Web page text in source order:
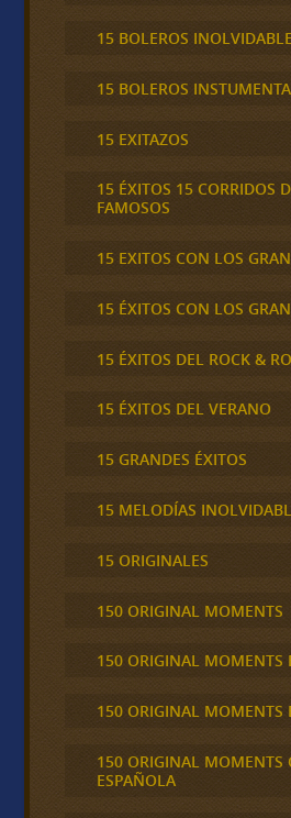
15 BOLEROS
15 BOLEROS
15 EXITAZOS
15 ÉXITOS 15 CORRIDOS
FAMOSOS
15 EXITOS CON LOS
15 ÉXITOS CON LOS
15 ÉXITOS DEL ROCK &
15 ÉXITOS DEL VERANO
15 GRANDES ÉXITOS
15 MELODÍAS
15 ORIGINALES
150 ORIGINAL MOMENTS
150 ORIGINAL MOMENTS
150 ORIGINAL MOMENTS
150 ORIGINAL MOMENTS
ESPAÑOLA